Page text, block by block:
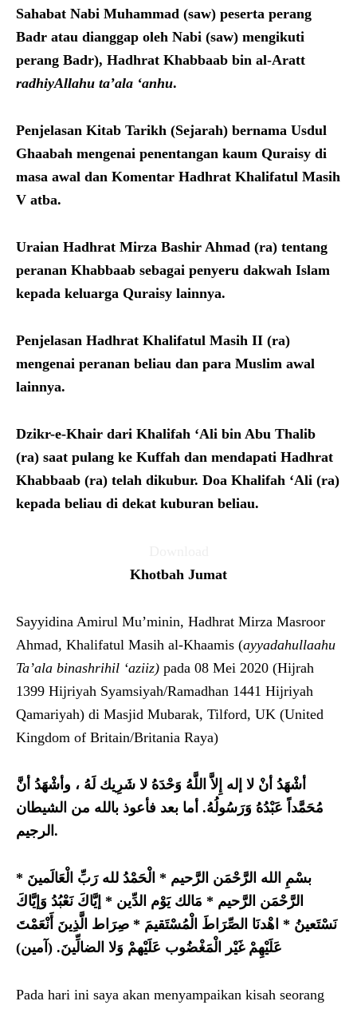
Sahabat Nabi Muhammad (saw) peserta perang
Badr atau dianggap oleh Nabi (saw) mengikuti
perang Badr), Hadhrat Khabbaab bin al-Aratt
radhiyAllahu ta’ala ‘anhu.
Penjelasan Kitab Tarikh (Sejarah) bernama Usdul
Ghaabah mengenai penentangan kaum Quraisy di
masa awal dan Komentar Hadhrat Khalifatul Masih
V atba.
Uraian Hadhrat Mirza Bashir Ahmad (ra) tentang
peranan Khabbaab sebagai penyeru dakwah Islam
kepada keluarga Quraisy lainnya.
Penjelasan Hadhrat Khalifatul Masih II (ra)
mengenai peranan beliau dan para Muslim awal
lainnya.
Dzikr-e-Khair dari Khalifah ‘Ali bin Abu Thalib
(ra) saat pulang ke Kuffah dan mendapati Hadhrat
Khabbaab (ra) telah dikubur. Doa Khalifah ‘Ali (ra)
kepada beliau di dekat kuburan beliau.
Khotbah Jumat
Sayyidina Amirul Mu’minin, Hadhrat Mirza Masroor
Ahmad, Khalifatul Masih al-Khaamis (ayyadahullaahu
Ta’ala binashrihil ‘aziiz) pada 08 Mei 2020 (Hijrah
1399 Hijriyah Syamsiyah/Ramadhan 1441 Hijriyah
Qamariyah) di Masjid Mubarak, Tilford, UK (United
Kingdom of Britain/Britania Raya)
أشْهَدُ أنْ لا إله إِلاَّ اللَّهُ وَحْدَهُ لا شَرِيك لَهُ ، وأشْهَدُ أنَّ
مُحَمَّداً عَبْدُهُ وَرَسُولُهُ. أما بعد فأعوذ بالله من الشيطان
الرجيم.
بسْمِ الله الرَّحْمَن الرَّحيم * الْحَمْدُ لله رَبِّ الْعَالَمينَ *
الرَّحْمَن الرَّحيم * مَالك يَوْم الدِّين * إيَّاكَ نَعْبُدُ وَإيَّاكَ
نَسْتَعينُ * اهْدنَا الصِّرَاطَ الْمُسْتَقيمَ * صِرَاط الَّذِينَ أَنْعَمْتَ
عَلَيْهِمْ غَيْر الْمَغْضُوب عَلَيْهمْ وَلا الضالِّينَ. (آمين)
Pada hari ini saya akan menyampaikan kisah seorang